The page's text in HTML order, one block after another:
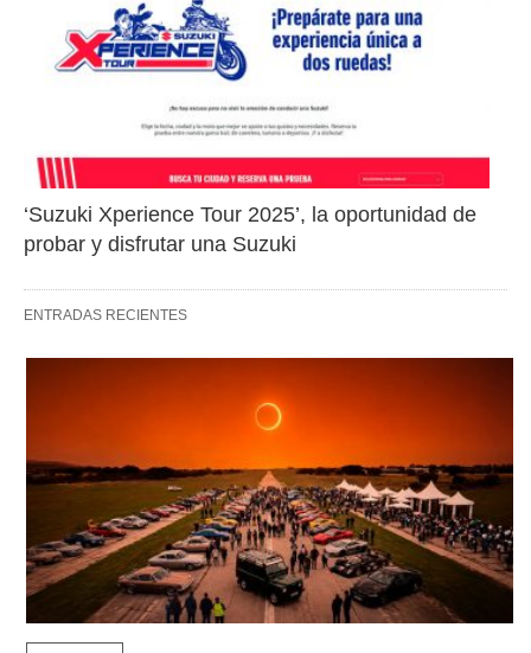
‘Suzuki Xperience Tour 2025’, la oportunidad de
probar y disfrutar una Suzuki
ENTRADAS RECIENTES